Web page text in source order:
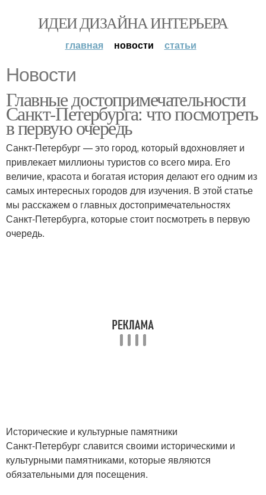
ИДЕИ ДИЗАЙНА ИНТЕРЬЕРА
главная новости статьи
Новости
Главные достопримечательности
Санкт-Петербурга: что посмотреть
в первую очередь
Санкт-Петербург — это город, который вдохновляет и
привлекает миллионы туристов со всего мира. Его
величие, красота и богатая история делают его одним из
самых интересных городов для изучения. В этой статье
мы расскажем о главных достопримечательностях
Санкт-Петербурга, которые стоит посмотреть в первую
очередь.
Исторические и культурные памятники
Санкт-Петербург славится своими историческими и
культурными памятниками, которые являются
обязательными для посещения.